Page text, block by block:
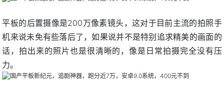
平板的后置摄像是200万像素镜头，这对于目前主流的拍照手
机来说未免有些落后了，如果说并不是特别追求精美的画面的
话，拍出来的照片也是很清晰的，像是日常拍摄完全没有压
力。